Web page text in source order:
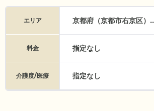
エリア 京都府（京都市右京区）
料金 指定なし
介護度/医療 指定なし